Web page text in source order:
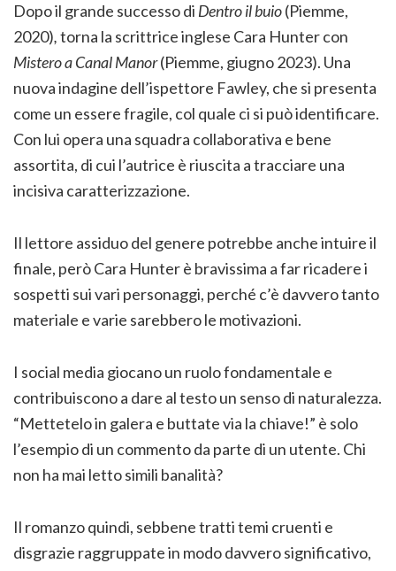
Dopo il grande successo di Dentro il buio(Piemme,
2020),torna la scrittrice inglese Cara Hunter con
Mistero a Canal Manor(Piemme, giugno 2023). Una
nuova indagine dell’ispettore Fawley, che si presenta
come un essere fragile, col quale ci si può identificare.
Con lui opera una squadra collaborativa e bene
assortita, di cui l’autrice è riuscita a tracciare una
incisiva caratterizzazione.
Il lettore assiduo del genere potrebbe anche intuire il
finale, però Cara Hunter è bravissima a far ricadere i
sospetti sui vari personaggi, perché c’è davvero tanto
materiale e varie sarebbero le motivazioni.
I social media giocano un ruolo fondamentale e
contribuiscono a dare al testo un senso di naturalezza.
“Mettetelo in galera e buttate via la chiave!” è solo
l’esempio di un commento da parte di un utente. Chi
non ha mai letto simili banalità?
Il romanzo quindi, sebbene tratti temi cruenti e
disgrazie raggruppate in modo davvero significativo,